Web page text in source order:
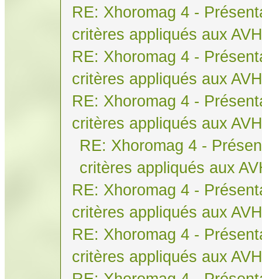
RE: Xhoromag 4 -
critères appliqués aux AVH
RE: Xhoromag 4 -
critères appliqués aux AVH
RE: Xhoromag 4 -
critères appliqués aux AVH
RE: Xhoromag 4 -
critères appliqués aux
RE: Xhoromag 4 -
critères appliqués aux AVH
RE: Xhoromag 4 -
critères appliqués aux AVH